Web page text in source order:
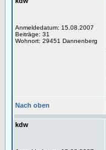
Anmeldedatum: 15.08.2007
Beiträge: 31
Wohnort: 29451 Dannenberg
Nach oben
kdw